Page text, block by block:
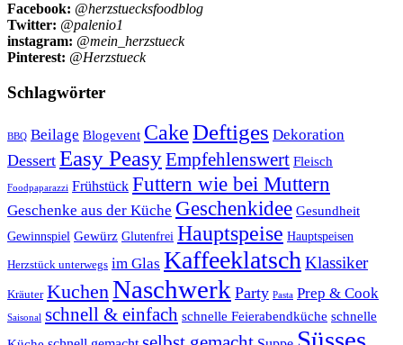
Facebook: @herzstuecksfoodblog
Twitter: @palenio1
instagram: @mein_herzstueck
Pinterest: @Herzstueck
Schlagwörter
BBQ Beilage Blogevent CakeDeftiges Dekoration
Dessert Easy PeasyEmpfehlenswert Fleisch
Foodpaparazzi Frühstück Futtern wie bei Muttern
Geschenke aus der Küche Geschenkidee Gesundheit
Gewinnspiel Gewürz Glutenfrei Hauptspeise Hauptspeisen
Herzstück unterwegs im Glas Kaffeeklatsch Klassiker
Kräuter Kuchen Naschwerk Party Pasta Prep & Cook
Saisonal schnell & einfach schnelle Feierabendküche schnelle